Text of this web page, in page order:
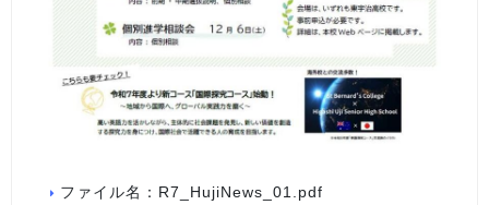
ファイル名：R7_HujiNews_01.pdf